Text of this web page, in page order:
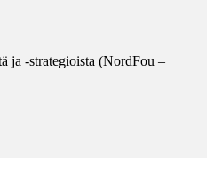
ja -strategioista (NordFou –